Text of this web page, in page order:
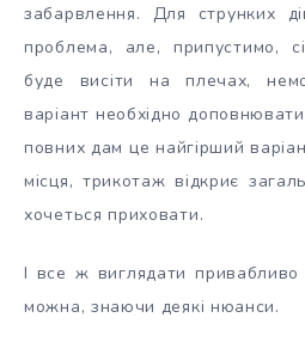
забарвлення. Для струнких
проблема, але, припустимо,
буде висіти на плечах,
варіант необхідно
повних дам це найгірший
місця, трикотаж відкриє
хочеться приховати.
І все ж виглядати
можна, знаючи деякі нюанси.